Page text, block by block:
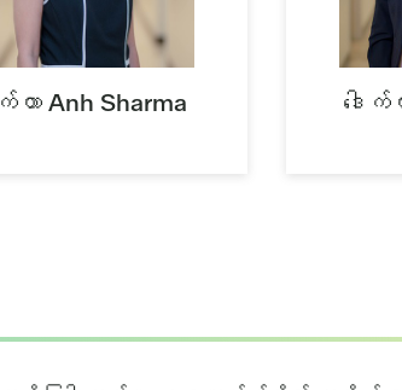
က်တာ Anh Sharma ဒေါက်